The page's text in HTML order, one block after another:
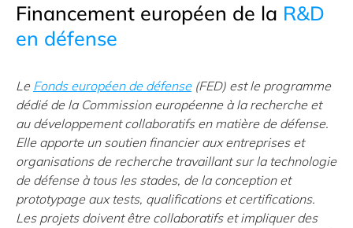
Financement européen de la R&D
en défense
Le Fonds européen de défense(FED) est le programme
dédié de la Commission européenne à la recherche et
au développement collaboratifs en matière de défense.
Elle apporte un soutien financier aux entreprises et
organisations de recherche travaillant sur la technologie
de défense à tous les stades, de la conception et
prototypage aux tests, qualifications et certifications.
Les projets doivent être collaboratifs et impliquer des